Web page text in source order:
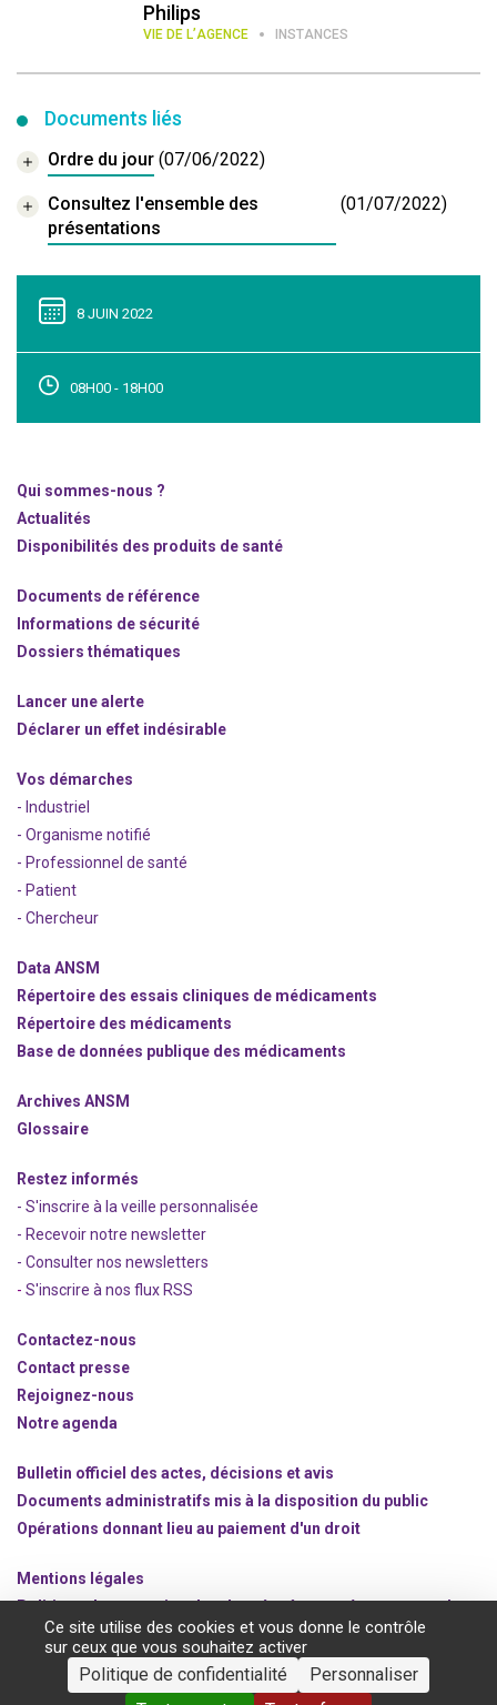
Philips
VIE DE L’AGENCE INSTANCES
Documents liés
Ordre du jour (07/06/2022)
Consultez l'ensemble des
présentations
(01/07/2022)
8 JUIN 2022
08H00 - 18H00
Qui sommes-nous ?
Actualités
Disponibilités des produits de santé
Documents de référence
Informations de sécurité
Dossiers thématiques
Lancer une alerte
Déclarer un effet indésirable
Vos démarches
- Industriel
- Organisme notifié
- Professionnel de santé
- Patient
- Chercheur
Data ANSM
Répertoire des essais cliniques de médicaments
Répertoire des médicaments
Base de données publique des médicaments
Archives ANSM
Glossaire
Restez informés
- S'inscrire à la veille personnalisée
- Recevoir notre newsletter
- Consulter nos newsletters
- S'inscrire à nos flux RSS
Contactez-nous
Contact presse
Rejoignez-nous
Notre agenda
Bulletin officiel des actes, décisions et avis
Documents administratifs mis à la disposition du public
Opérations donnant lieu au paiement d'un droit
Mentions légales
Politique de protection des données à caractère personnel
Gestion des cookies
Ce site utilise des cookies et vous donne le contrôle
sur ceux que vous souhaitez activer
Personnaliser
Politique de confidentialité